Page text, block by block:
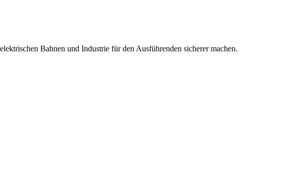
Bahnen und Industrie für den Ausführenden sicherer machen.